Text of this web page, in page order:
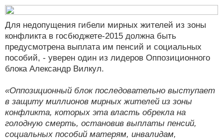
Для недопущения гибели мирных жителей из зоны
конфликта в госбюджете-2015 должна быть
предусмотрена выплата им пенсий и социальных
пособий, - уверен один из лидеров Оппозиционного
блока Александр Вилкул.
«Оппозиционный блок последовательно выступает
в защиту миллионов мирных жителей из зоны
конфликта, которых эта власть обрекла на
голодную смерть, остановив выплаты пенсий,
социальных пособий матерям, инвалидам,